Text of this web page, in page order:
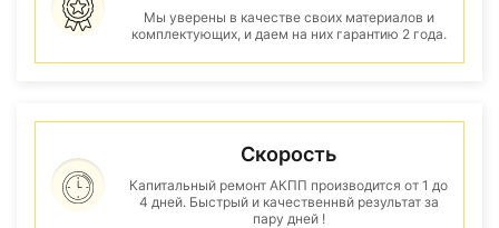
Мы уверены в качестве своих материалов и
комплектующих, и даем на них гарантию 2 года.
Скорость
Капитальный ремонт АКПП производится от 1 до
4 дней. Быстрый и качественнвй результат за
пару дней !